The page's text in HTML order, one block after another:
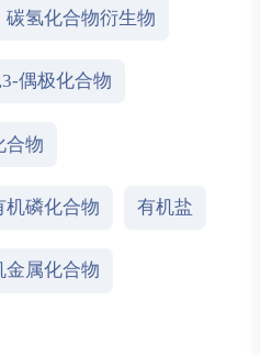
碳氢化合物衍生物
偶极化合物
合物
机磷化合物 有机盐
金属化合物